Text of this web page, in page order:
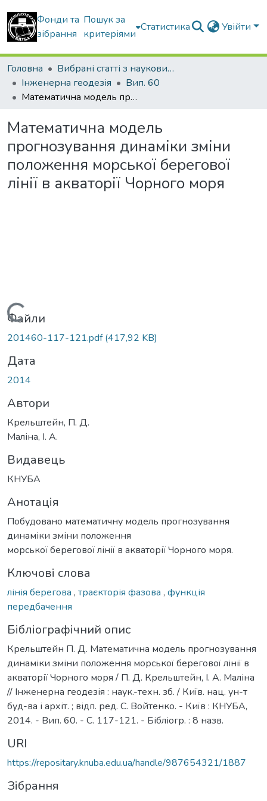
Фонди та
зібрання
Пошук за
критеріями
Статистика Увійти
Головна
Вибрані статті з наукових збірників КНУБА
Інженерна геодезія
Вип. 60
Математична модель прогнозування динаміки зміни положення морської берегової лінії в акваторії Чорного моря
Математична модель
прогнозування динаміки зміни
положення морської берегової
лінії в акваторії Чорного моря
Вантажиться...
Файли
201460-117-121.pdf(417,92 KB)
Дата
2014
Автори
Крельштейн, П. Д.
Маліна, І. А.
Видавець
КНУБА
Анотація
Побудовано математичну модель прогнозування
динаміки зміни положення
морської берегової лінії в акваторії Чорного моря.
Ключові слова
лінія берегова , траєкторія фазова , функція
передбачення
Бібліографічний опис
Крельштейн П. Д. Математична модель прогнозування
динаміки зміни положення морської берегової лінії в
акваторії Чорного моря / П. Д. Крельштейн, І. А. Маліна
// Інженерна геодезія : наук.-техн. зб. / Київ. нац. ун-т
буд-ва і архіт. ; відп. ред. С. Войтенко. - Київ : КНУБА,
2014. - Вип. 60. - С. 117-121. - Бібліогр. : 8 назв.
URI
https://repositary.knuba.edu.ua/handle/987654321/1887
Зібрання